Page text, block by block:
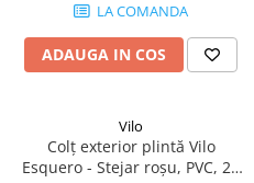
LA COMANDA
ADAUGA IN COS
Vilo
Colț exterior plintă Vilo
Esquero - Stejar roșu, PVC, 20